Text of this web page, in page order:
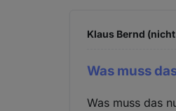
Klaus Bernd
Was muss
Was muss das